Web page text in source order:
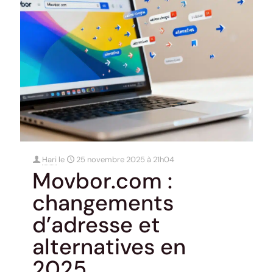
Hari le 25 novembre 2025 à 21h04
Movbor.com :
changements
d’adresse et
alternatives en